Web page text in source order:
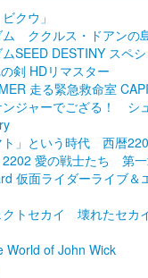
クウ」
ム ククルス・ドアンの
SEED DESTINY スペ
剣 HDリマスター
走る緊急救命室
ンジャーでござる！ シ
ト」という時代 西暦
愛の戦士たち 第一
仮面ライダーライブ＆
クトセカイ 壊れたセカ
World of John Wick